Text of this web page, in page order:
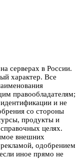
серверах в России.
характер. Все
правообладателям;
и не
со стороны
продукты и
целях.
внешних
одобрением
иное прямо не